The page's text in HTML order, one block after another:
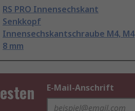
RS PRO Innensechskant
Senkkopf
Innensechskantschraube M4, M4
8 mm
E-Mail-Anschrift